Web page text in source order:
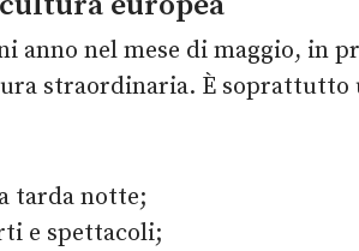
anno nel mese di maggio, in
straordinaria. È
tarda notte;
e spettacoli;